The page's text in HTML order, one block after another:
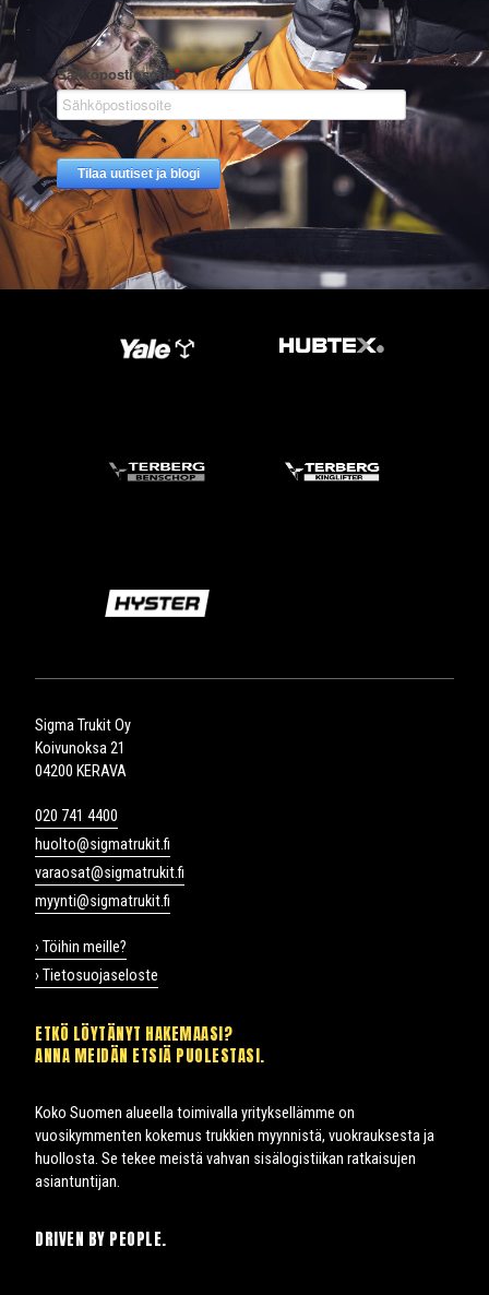
Sigma Trukit Oy
Koivunoksa 21
04200 KERAVA
020 741 4400
huolto@sigmatrukit.fi
varaosat@sigmatrukit.fi
myynti@sigmatrukit.fi
› Töihin meille?
› Tietosuojaseloste
ETKÖ LÖYTÄNYT HAKEMAASI?
ANNA MEIDÄN ETSIÄ PUOLESTASI.
Koko Suomen alueella toimivalla yrityksellämme on
vuosikymmenten kokemus trukkien myynnistä, vuokrauksesta ja
huollosta. Se tekee meistä vahvan sisälogistiikan ratkaisujen
asiantuntijan.
DRIVEN BY PEOPLE.